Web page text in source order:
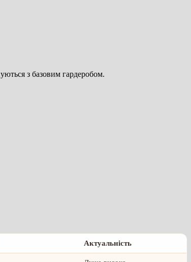
з базовим гардеробом.
Актуальність